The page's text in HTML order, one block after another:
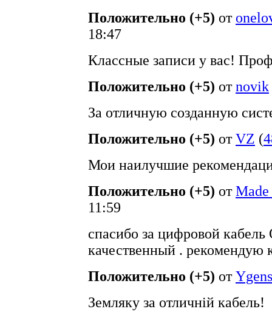
Положительно (+5) от
18:47
Классные записи у вас!
Положительно (+5) отnovik
За отличную созданную
Положительно (+5) отVZ (
Мои наилучшие
Положительно (+5) от
11:59
спасибо за цифровой кабель
качественный . рекомендую
Положительно (+5) от
Земляку за отличній кабель!